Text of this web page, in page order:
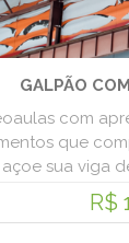
GALPÃO
com
que
açoe sua viga
R$